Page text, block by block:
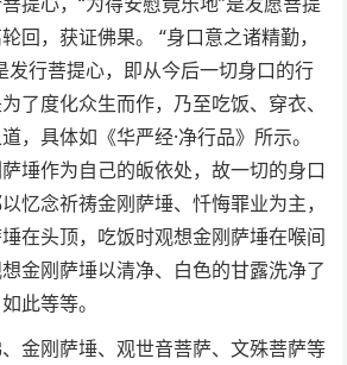
回，获证佛果。 “身口意之诸精勤，
发行菩提心，即从今后一切身口的行
了度化众生而作，乃至吃饭、穿衣、
，具体如《华严经·净行品》所示。
埵作为自己的皈依处，故一切的身口
忆念祈祷金刚萨埵、忏悔罪业为主，
在头顶，吃饭时观想金刚萨埵在喉间
金刚萨埵以清净、白色的甘露洗净了
此等等。
金刚萨埵、观世音菩萨、文殊菩萨等